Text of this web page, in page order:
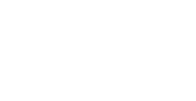
（James Chau）（圖